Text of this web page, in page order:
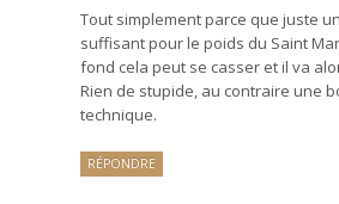
Tout simplement parce que juste
suffisant pour le poids du Saint
fond cela peut se casser et il va
Rien de stupide, au contraire une
technique.
RÉPONDRE